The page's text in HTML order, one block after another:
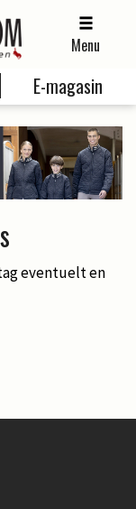
Menu
E-magasin
eventuelt en